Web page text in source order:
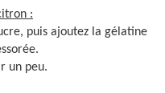
:
puis ajoutez la gélatine
un peu.